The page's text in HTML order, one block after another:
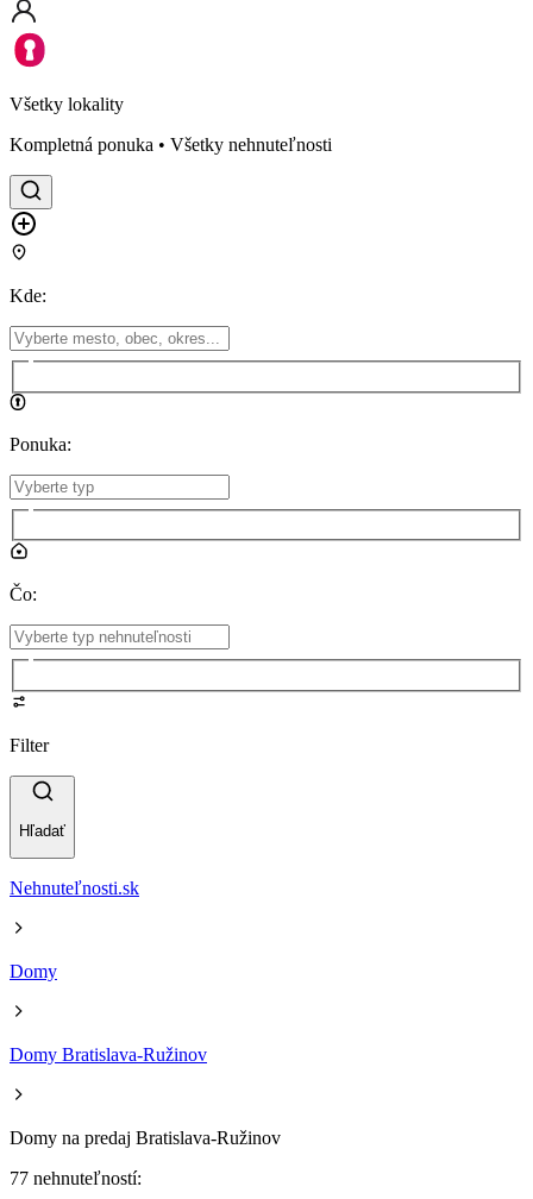
Všetky lokality
Kompletná ponuka • Všetky nehnuteľnosti
Kde:
Ponuka:
Čo:
Filter
Hľadať
Nehnuteľnosti.sk
Domy
Domy Bratislava-Ružinov
Domy na predaj Bratislava-Ružinov
77 nehnuteľností: